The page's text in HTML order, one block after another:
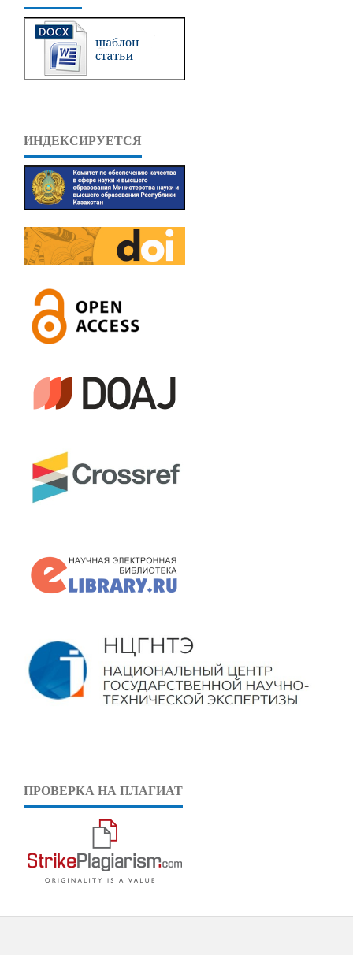
ИНДЕКСИРУЕТСЯ
ПРОВЕРКА НА ПЛАГИАТ